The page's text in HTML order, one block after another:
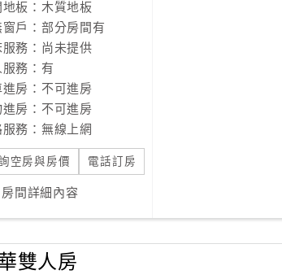
地板：木質地板
窗戶：部分房間有
服務：尚未提供
服務：有
進房：不可進房
進房：不可進房
務：無線上網
空房與房價 電話訂房
房間詳細內容
雙人房